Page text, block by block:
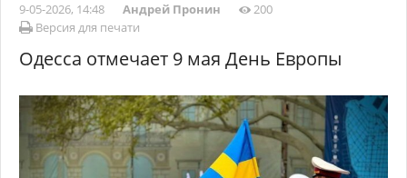
9-05-2026, 14:48 Андрей Пронин
200
Версия для печати
Одесса отмечает 9 мая День Европы